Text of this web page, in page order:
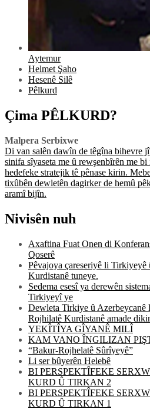
Aytemur
Helmet Şaho
Hesenê Silê
Pêlkurd
Çima PÊLKURD?
Malpera Serbixwe
Di van salên dawîn de têgîna bihevre
sinifa sîyaseta me û rewşenbîrên me
hedefeke stratejik tê pênase kirin.
tixûbên dewletên dagirker de hemû
aramî bijîn.
Nivisên nuh
Axaftina Fuat Onen di
Qoserê
Pêvajoya çareseriyê li
Kurdistanê tuneye.
Sedema esesî ya derewên
Tirkiyeyî ye
Dewleta Tirkiye û Azerbeycanê
Rojhilatê Kurdistanê amade
YEKÎTÎYA GÎYANÊ MILÎ
KAM VANO ÎNGILIZAN
“Bakur-Rojhelatê Sûrîyeyê”
Li ser bûyerên Helebê
BI PERSPEKTÎFEKE
KURD Û TIRKAN 2
BI PERSPEKTÎFEKE
KURD Û TIRKAN 1